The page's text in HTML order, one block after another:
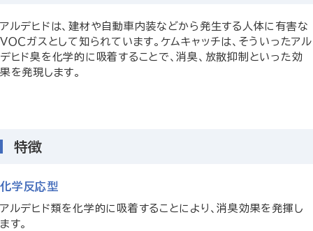
アルデヒドは、建材や自動車内装などから発生する人体に有害な
ＶＯＣガスとして知られています。ケムキャッチは、そういったアル
デヒド臭を化学的に吸着することで、消臭、放散抑制といった効
果を発現します。
特徴
化学反応型
アルデヒド類を化学的に吸着することにより、消臭効果を発揮し
ます。